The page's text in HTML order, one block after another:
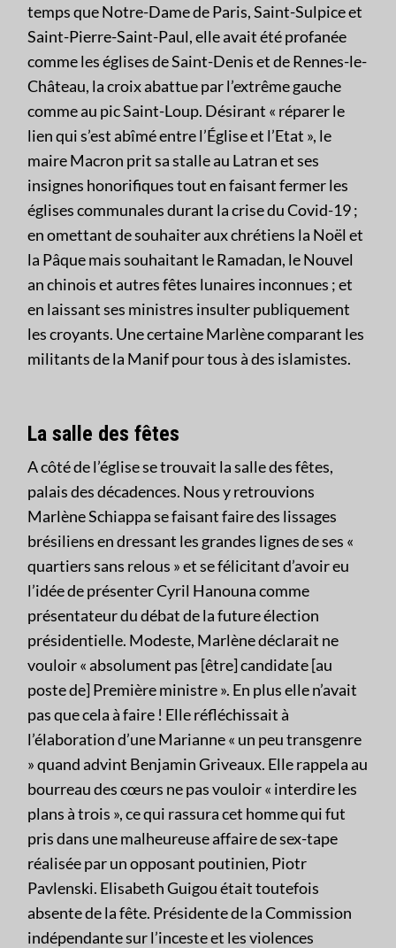
temps que Notre-Dame de Paris, Saint-Sulpice et
Saint-Pierre-Saint-Paul, elle avait été profanée
comme les églises de Saint-Denis et de Rennes-le-
Château, la croix abattue par l’extrême gauche
comme au pic Saint-Loup. Désirant « réparer le
lien qui s’est abîmé entre l’Église et l’Etat », le
maire Macron prit sa stalle au Latran et ses
insignes honorifiques tout en faisant fermer les
églises communales durant la crise du Covid-19 ;
en omettant de souhaiter aux chrétiens la Noël et
la Pâque mais souhaitant le Ramadan, le Nouvel
an chinois et autres fêtes lunaires inconnues ; et
en laissant ses ministres insulter publiquement
les croyants. Une certaine Marlène comparant les
militants de la Manif pour tous à des islamistes.
La salle des fêtes
A côté de l’église se trouvait la salle des fêtes,
palais des décadences. Nous y retrouvions
Marlène Schiappa se faisant faire des lissages
brésiliens en dressant les grandes lignes de ses «
quartiers sans relous » et se félicitant d’avoir eu
l’idée de présenter Cyril Hanouna comme
présentateur du débat de la future élection
présidentielle. Modeste, Marlène déclarait ne
vouloir « absolument pas [être] candidate [au
poste de] Première ministre ». En plus elle n’avait
pas que cela à faire ! Elle réfléchissait à
l’élaboration d’une Marianne « un peu transgenre
» quand advint Benjamin Griveaux. Elle rappela au
bourreau des cœurs ne pas vouloir « interdire les
plans à trois », ce qui rassura cet homme qui fut
pris dans une malheureuse affaire de sex-tape
réalisée par un opposant poutinien, Piotr
Pavlenski. Elisabeth Guigou était toutefois
absente de la fête. Présidente de la Commission
indépendante sur l’inceste et les violences